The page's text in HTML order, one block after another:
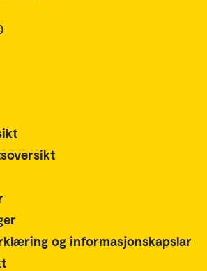
og informasjonskapslar